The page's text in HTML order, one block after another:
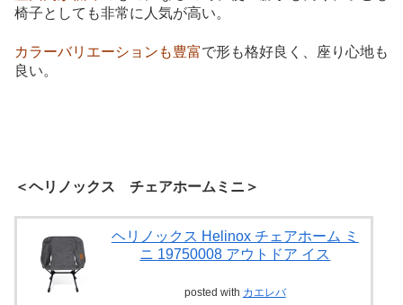
椅子としても非常に人気が高い。
カラーバリエーションも豊富で形も格好良く、座り心地も
良い。
＜ヘリノックス チェアホームミニ＞
ヘリノックス Helinox チェアホーム ミ
ニ 19750008 アウトドア イス
posted with カエレバ